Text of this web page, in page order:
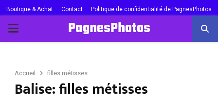
Boutique & Achat Contact Politique de confidentialité de PagnesPhotos
PRIMARY
PagnesPhotos
Accueil filles métisses
Balise: filles métisses